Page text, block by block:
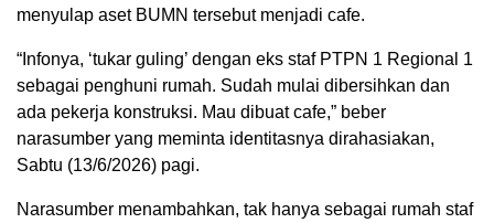
menyulap aset BUMN tersebut menjadi cafe.
“Infonya, ‘tukar guling’ dengan eks staf PTPN 1 Regional 1
sebagai penghuni rumah. Sudah mulai dibersihkan dan
ada pekerja konstruksi. Mau dibuat cafe,” beber
narasumber yang meminta identitasnya dirahasiakan,
Sabtu (13/6/2026) pagi.
Narasumber menambahkan, tak hanya sebagai rumah staf